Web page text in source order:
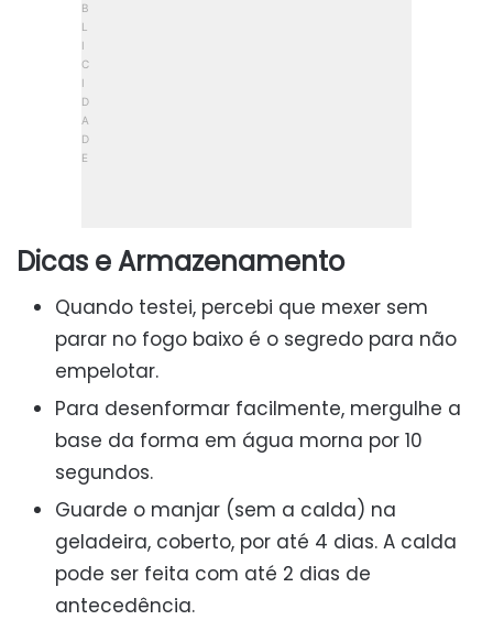
Dicas e Armazenamento
Quando testei, percebi que mexer sem
parar no fogo baixo é o segredo para não
empelotar.
Para desenformar facilmente, mergulhe a
base da forma em água morna por 10
segundos.
Guarde o manjar (sem a calda) na
geladeira, coberto, por até 4 dias. A calda
pode ser feita com até 2 dias de
antecedência.